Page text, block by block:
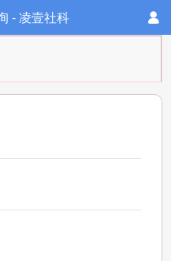
- 凌壹社科